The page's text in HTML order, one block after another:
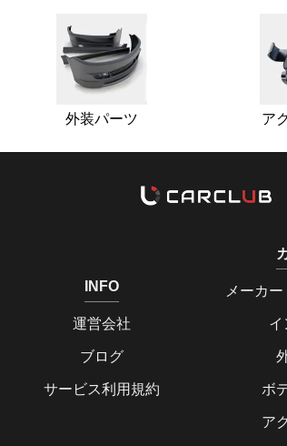
外装パーツ ア
INFO
運営会社
ブログ
サービス利用規約
メーカ
イ
ボ
ア